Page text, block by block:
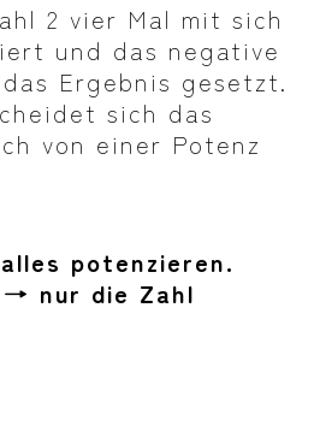
2 vier Mal mit sich
und das negative
Ergebnis gesetzt.
sich das
von einer Potenz
potenzieren.
→ nur die Zahl